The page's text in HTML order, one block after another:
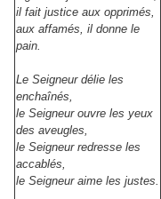
il fait justice aux opprimés,
aux affamés, il donne le
pain.
Le Seigneur délie les
enchaînés,
le Seigneur ouvre les yeux
des aveugles,
le Seigneur redresse les
accablés,
le Seigneur aime les justes.